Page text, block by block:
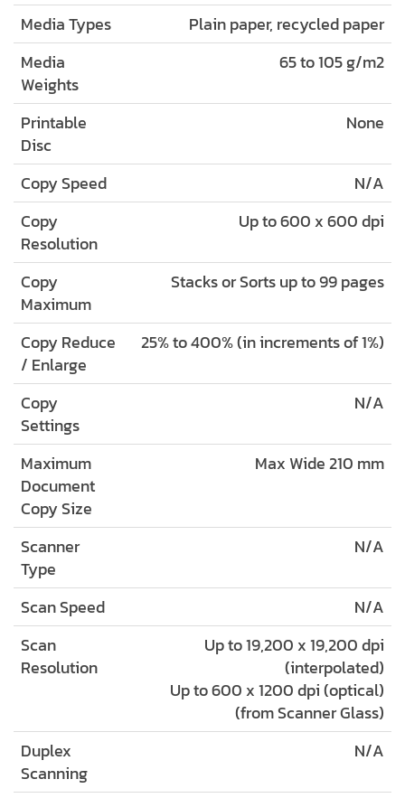
Media Types
Plain paper, recycled paper
Media
Weights
65 to 105 g/m2
Printable
Disc
None
Copy Speed
N/A
Copy
Resolution
Up to 600 x 600 dpi
Copy
Maximum
Stacks or Sorts up to 99 pages
Copy Reduce
/ Enlarge
25% to 400% (in increments of 1%)
Copy
Settings
N/A
Maximum
Document
Copy Size
Max Wide 210 mm
Scanner
Type
N/A
Scan Speed
N/A
Scan
Resolution
Up to 19,200 x 19,200 dpi
(interpolated)
Up to 600 x 1200 dpi (optical)
(from Scanner Glass)
Duplex
Scanning
N/A